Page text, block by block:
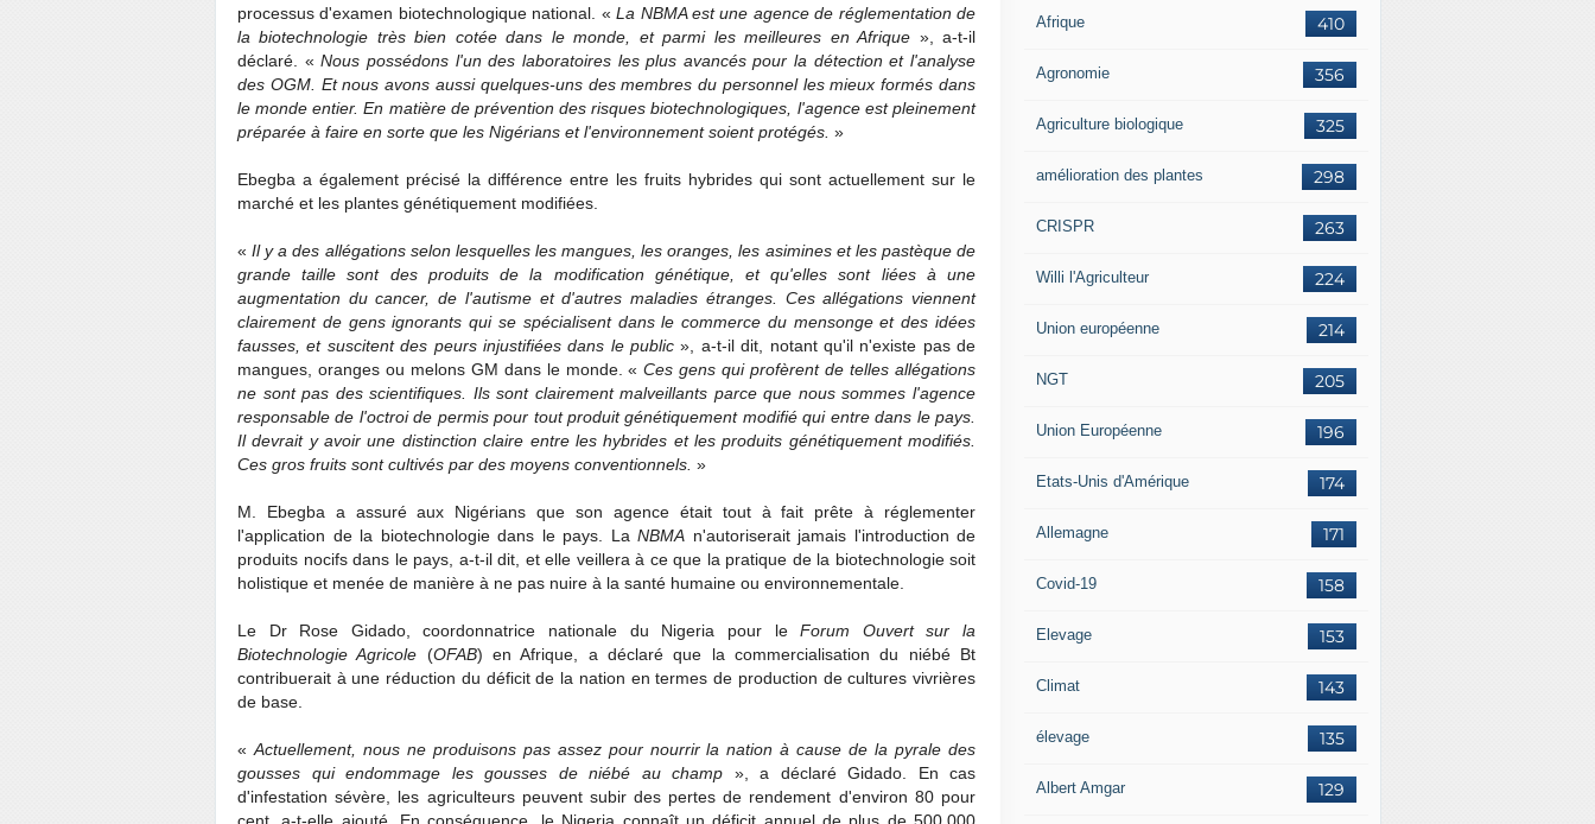
processus d'examen biotechnologique national. «La NBMA est une agence de réglementation de
la biotechnologie très bien cotée dans le monde, et parmi les meilleures en Afrique », a-t-il
déclaré. «Nous possédons l'un des laboratoires les plus avancés pour la détection et l'analyse
des OGM. Et nous avons aussi quelques-uns des membres du personnel les mieux formés dans
le monde entier. En matière de prévention des risques biotechnologiques, l'agence est pleinement
préparée à faire en sorte que les Nigérians et l'environnement soient protégés. »
Ebegba a également précisé la différence entre les fruits hybrides qui sont actuellement sur le
marché et les plantes génétiquement modifiées.
«Il y a des allégations selon lesquelles les mangues, les oranges, les asimines et les pastèque de
grande taille sont des produits de la modification génétique, et qu'elles sont liées à une
augmentation du cancer, de l'autisme et d'autres maladies étranges. Ces allégations viennent
clairement de gens ignorants qui se spécialisent dans le commerce du mensonge et des idées
fausses, et suscitent des peurs injustifiées dans le public », a-t-il dit, notant qu'il n'existe pas de
mangues, oranges ou melons GM dans le monde. «Ces gens qui profèrent de telles allégations
ne sont pas des scientifiques. Ils sont clairement malveillants parce que nous sommes l'agence
responsable de l'octroi de permis pour tout produit génétiquement modifié qui entre dans le pays.
Il devrait y avoir une distinction claire entre les hybrides et les produits génétiquement modifiés.
Ces gros fruits sont cultivés par des moyens conventionnels. »
M. Ebegba a assuré aux Nigérians que son agence était tout à fait prête à réglementer
l'application de la biotechnologie dans le pays. La NBMA n'autoriserait jamais l'introduction de
produits nocifs dans le pays, a-t-il dit, et elle veillera à ce que la pratique de la biotechnologie soit
holistique et menée de manière à ne pas nuire à la santé humaine ou environnementale.
Le Dr Rose Gidado, coordonnatrice nationale du Nigeria pour leForum Ouvert sur la
Biotechnologie Agricole (OFAB) en Afrique, a déclaré que la commercialisation du niébé Bt
contribuerait à une réduction du déficit de la nation en termes de production de cultures vivrières
de base.
« Actuellement, nous ne produisons pas assez pour nourrir la nation à cause de la pyrale des
gousses qui endommage les gousses de niébé au champ », a déclaré Gidado. En cas
d'infestation sévère, les agriculteurs peuvent subir des pertes de rendement d'environ 80 pour
410
Afrique
356
Agronomie
325
Agriculture biologique
298
amélioration des plantes
263
CRISPR
224
Willi l'Agriculteur
214
Union européenne
205
NGT
196
Union Européenne
174
Etats-Unis d'Amérique
171
Allemagne
158
Covid-19
153
Elevage
143
Climat
135
élevage
129
Albert Amgar